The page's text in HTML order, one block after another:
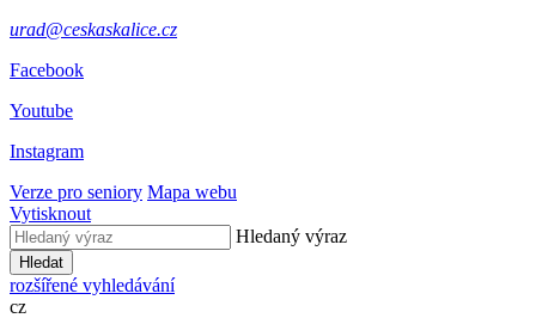
urad@ceskaskalice.cz
Facebook
Youtube
Instagram
Verze pro seniory Mapa webu
Vytisknout
Hledaný výraz
Hledat
rozšířené vyhledávání
cz